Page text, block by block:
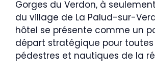
Gorges du Verdon, à
du village de La Palud-sur-
hôtel se présente comme un
départ stratégique pour
pédestres et nautiques de la